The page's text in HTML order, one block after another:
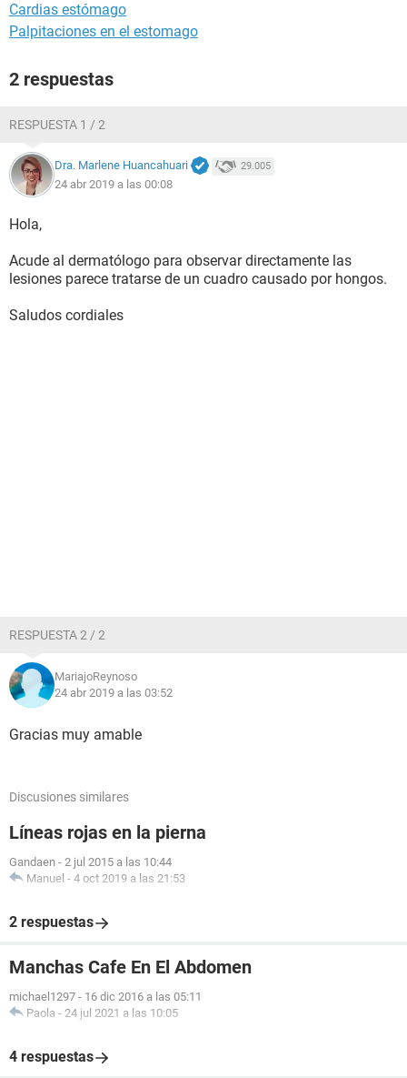
Cardias estómago
Palpitaciones en el estomago
2 respuestas
RESPUESTA 1 / 2
Dra. Marlene Huancahuari 29.005
24 abr 2019 a las 00:08
Hola,
Acude al dermatólogo para observar directamente las
lesiones parece tratarse de un cuadro causado por hongos.
Saludos cordiales
RESPUESTA 2 / 2
MariajoReynoso
24 abr 2019 a las 03:52
Gracias muy amable
Discusiones similares
Líneas rojas en la pierna
Gandaen - 2 jul 2015 a las 10:44
Manuel - 4 oct 2019 a las 21:53
2 respuestas
Manchas Cafe En El Abdomen
michael1297 - 16 dic 2016 a las 05:11
Paola - 24 jul 2021 a las 10:05
4 respuestas